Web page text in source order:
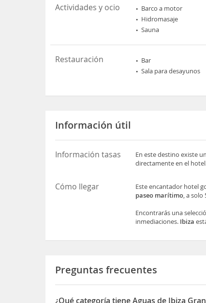
Actividades y ocio Barco a motor
Hidromasaje
Sauna
Restauración Bar
Sala para desayunos
Información útil
Información tasas
En este destino existe
directamente en el
Cómo llegar Este encantador hotel
paseo marítimo, a solo
Encontrarás una
inmediaciones. Ibiza
Preguntas frecuentes
¿Qué categoría tiene Aguas de Ibiza